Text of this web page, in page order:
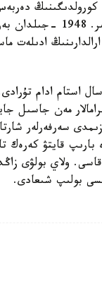
كورولدىگىنىڭ
يسلانديانىڭ
ادىلەت
48 مىڭنان ءسال
مەن جاسىل
سەرفەرلەر
بارىپ قايتۋ
ولاي بولۋى
بولىپ شىعادى.